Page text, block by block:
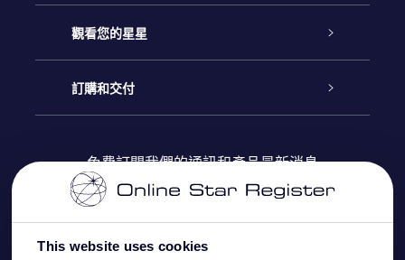
This website uses cookies
聯繫我們
博客
評論
Online Star禮物
OSR禮物包
OSR 禮物卡
公司禮品
觀看您的星星
星星注册
個性化的Star Page
One Million Stars
訂購和交付
付款資訊
配送信息
免費訂閱我們的通訊和產品最新消息